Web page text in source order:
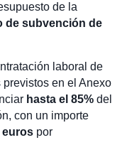
de la
de subvención de
laboral de
en el Anexo
hasta el 85% del
con un importe
euros por